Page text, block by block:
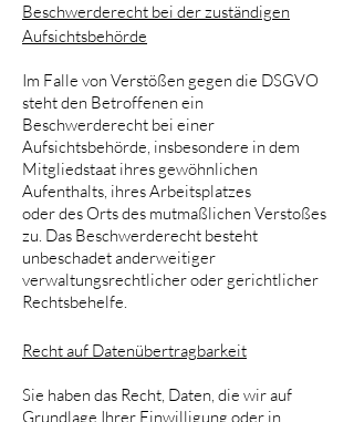
Beschwerderecht bei der zuständigen
Aufsichtsbehörde
Im Falle von Verstößen gegen die DSGVO
steht den Betroffenen ein
Beschwerderecht bei einer
Aufsichtsbehörde, insbesondere in dem
Mitgliedstaat ihres gewöhnlichen
Aufenthalts, ihres Arbeitsplatzes
oder des Orts des mutmaßlichen Verstoßes
zu. Das Beschwerderecht besteht
unbeschadet anderweitiger
verwaltungsrechtlicher oder gerichtlicher
Rechtsbehelfe.
Recht auf Datenübertragbarkeit
Sie haben das Recht, Daten, die wir auf
Grundlage Ihrer Einwilligung oder in